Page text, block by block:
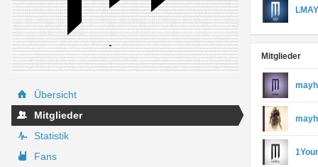
Übersicht
Mitglieder
Statistik
Fans
Mitglieder